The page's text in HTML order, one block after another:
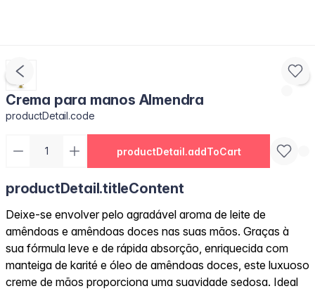
Crema para manos Almendra
productDetail.code
productDetail.addToCart
productDetail.titleContent
Deixe-se envolver pelo agradável aroma de leite de
amêndoas e amêndoas doces nas suas mãos. Graças à
sua fórmula leve e de rápida absorção, enriquecida com
manteiga de karité e óleo de amêndoas doces, este luxuoso
creme de mãos proporciona uma suavidade sedosa. Ideal